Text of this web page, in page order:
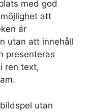
med god
att
är
utan att innehåll
presenteras
ren text,
utan